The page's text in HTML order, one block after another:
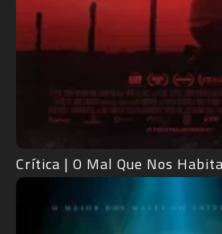
Crítica | O Mal Que Nos Habita